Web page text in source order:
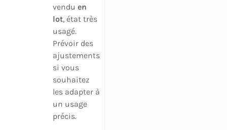
vendu en
lot, état très
usagé.
Prévoir des
ajustements
si vous
souhaitez
les adapter à
un usage
précis.